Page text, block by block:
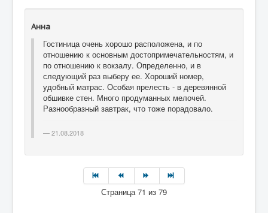
Анна
Гостиница очень хорошо расположена, и по
отношению к основным достопримечательностям, и
по отношению к вокзалу. Определенно, и в
следующий раз выберу ее. Хороший номер,
удобный матрас. Особая прелесть - в деревянной
обшивке стен. Много продуманных мелочей.
Разнообразный завтрак, что тоже порадовало.
21.08.2018
Страница 71 из 79